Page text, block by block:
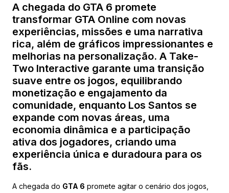
A chegada do GTA 6 promete
transformar GTA Online com novas
experiências, missões e uma narrativa
rica, além de gráficos impressionantes e
melhorias na personalização. A Take-
Two Interactive garante uma transição
suave entre os jogos, equilibrando
monetização e engajamento da
comunidade, enquanto Los Santos se
expande com novas áreas, uma
economia dinâmica e a participação
ativa dos jogadores, criando uma
experiência única e duradoura para os
fãs.
A chegada do GTA 6 promete agitar o cenário dos jogos,